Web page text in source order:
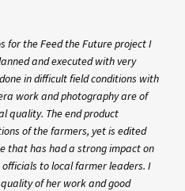
for the Feed the Future project I
and executed with very
in difficult field conditions with
work and photography are of
quality. The end product
of the farmers, yet is edited
that has had a strong impact on
to local farmer leaders. I
of her work and good